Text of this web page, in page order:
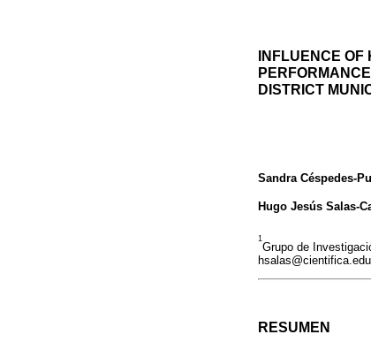
INFLUENCE
DISTRICT
Sandra Céspedes-
Hugo Jesús Salas-
1
Grupo de
RESUMEN